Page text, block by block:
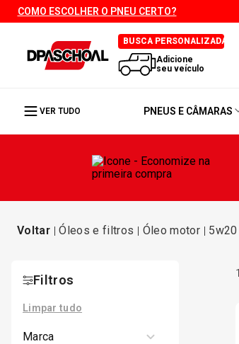
COMO ESCOLHER O PNEU CERTO?
BUSCA PERSONALIZADA
Adicione
seu veículo
VER TUDO PNEUS E CÂMARAS
óleos e filtros óleo motor 5w20
Filtros
marca
Limpar tudo
1